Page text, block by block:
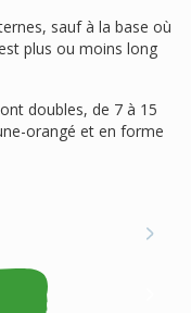
sauf à la base où
plus ou moins long
doubles, de 7 à 15
orangé et en forme